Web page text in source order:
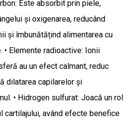
Este absorbit prin piele,
și oxigenarea, reducând
și îmbunătățind alimentarea cu
• Elemente radioactive: Ionii
au un efect calmant, reduc
dilatarea capilarelor și
• Hidrogen sulfurat: Joacă un rol
cartilajului, având efecte benefice